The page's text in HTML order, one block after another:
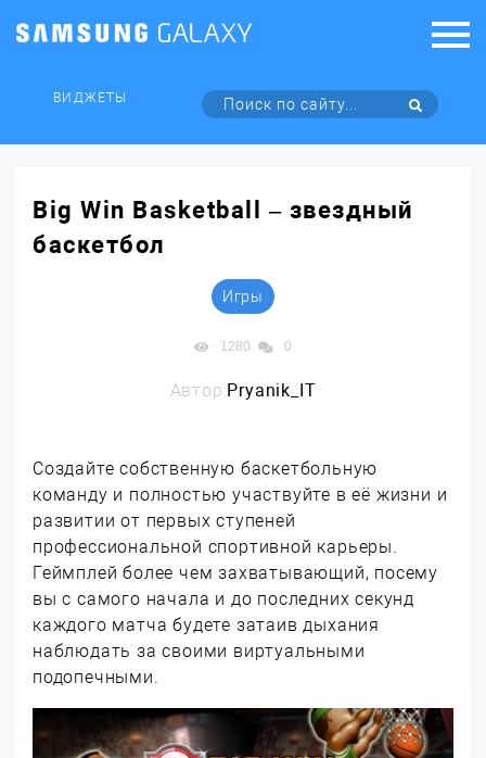
ВИДЖЕТЫ
Big Win Basketball – звездный
баскетбол
Игры
1280 0
Автор:Pryanik_IT
Создайте собственную баскетбольную
команду и полностью участвуйте в её жизни и
развитии от первых ступеней
профессиональной спортивной карьеры.
Геймплей более чем захватывающий, посему
вы с самого начала и до последних секунд
каждого матча будете затаив дыхания
наблюдать за своими виртуальными
подопечными.